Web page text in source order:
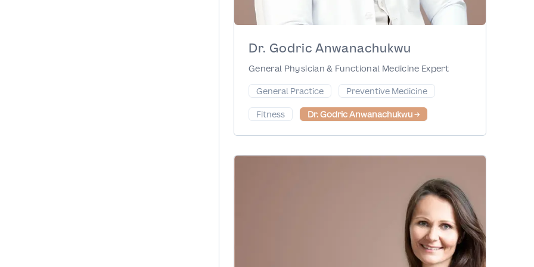
Dr. Godric Anwanachukwu
General Physician & Functional Medicine Expert
General Practice
Preventive Medicine
Fitness Dr. Godric Anwanachukwu→